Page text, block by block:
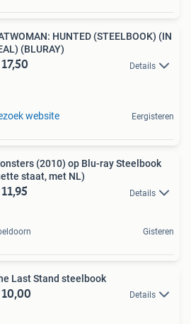
HUNTED (STEELBOOK) (IN
(BLURAY)
Details
website Eergisteren
(2010) op Blu-ray Steelbook
staat, met NL)
Details
Gisteren
Last Stand steelbook
Details